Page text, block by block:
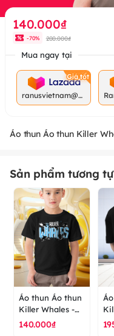
140.000₫
-70% 200.000₫
Mua ngay tại
ranusvietnam@g
mail.com
Áo thun Áo thun Killer
Sản phẩm tương tự
Áo thun Áo thun
Killer Whales -
áo thun cao cấp
140.000₫
cá